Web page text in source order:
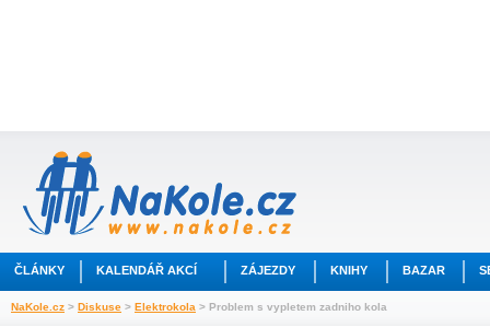
ČLÁNKY KALENDÁŘ AKCÍ ZÁJEZDY KNIHY BAZAR
NaKole.cz > Diskuse > Elektrokola > Problem s vypletem zadniho kola